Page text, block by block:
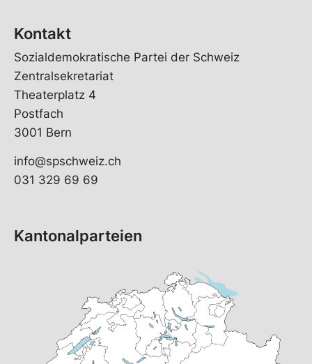
Kontakt
Sozialdemokratische Partei der Schweiz
Zentralsekretariat
Theaterplatz 4
Postfach
3001 Bern
info@spschweiz.ch
031 329 69 69
Kantonalparteien